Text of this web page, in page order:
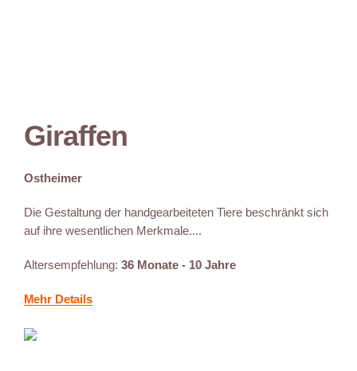
Giraffen
Ostheimer
Die Gestaltung der handgearbeiteten Tiere beschränkt sich
auf ihre wesentlichen Merkmale....
Altersempfehlung: 36 Monate - 10 Jahre
Mehr Details